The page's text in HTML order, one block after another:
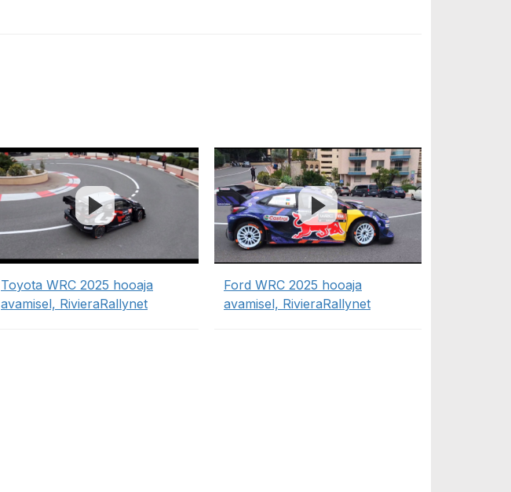
Toyota WRC 2025 hooaja
avamisel, RivieraRallynet
Ford WRC 2025 hooaja
avamisel, RivieraRallynet